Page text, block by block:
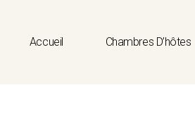
Accueil Chambres D’hôtes